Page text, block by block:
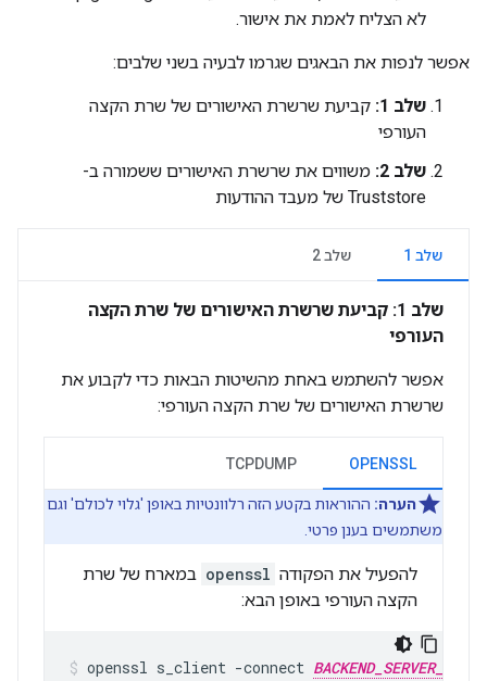
לא הצליח לאמת את אישור.
אפשר לנפות את הבאגים שגרמו לבעיה בשני שלבים:
שלב 1:
קביעת שרשרת האישורים של שרת הקצה
העורפי
שלב 2:
משווים את שרשרת האישורים ששמורה ב-
Truststore של מעבד ההודעות
שלב 1 שלב 2
שלב 1: קביעת שרשרת האישורים של שרת הקצה
העורפי
אפשר להשתמש באחת מהשיטות הבאות כדי לקבוע את
שרשרת האישורים של שרת הקצה העורפי:
OPENSSL
TCPDUMP
הערה: ההוראות בקטע הזה רלוונטיות באופן 'גלוי לכולם' וגם
משתמשים בענן פרטי.
להפעיל את הפקודה openssl במארח של שרת
הקצה העורפי באופן הבא:
openssl s_client -connect